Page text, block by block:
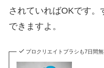
されていればOKです
できますよ。
プロクリエイトブラシも7日間